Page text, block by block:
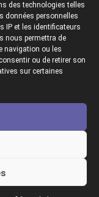
des technologies telles
données personnelles
IP et les identificateurs
nous permettra de
navigation ou les
ou de retirer son
sur certaines
membre des